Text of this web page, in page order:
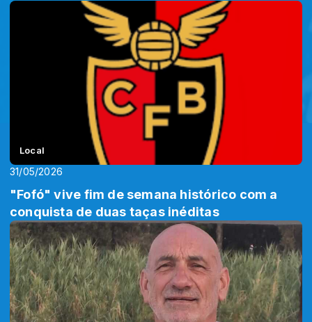
Local
31/05/2026
"Fofó" vive fim de semana histórico com a
conquista de duas taças inéditas